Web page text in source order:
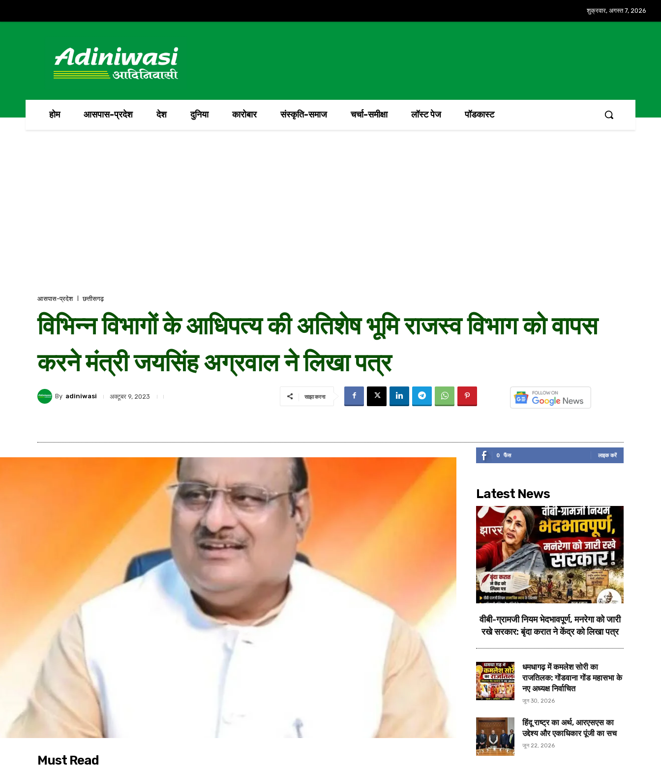
शुक्रवार, अगस्त 7, 2026
होम आसपास-प्रदेश देश दुनिया कारोबार संस्कृति-समाज चर्चा-समीक्षा लॉस्ट पेज पॉडकास्ट
आसपास-प्रदेश छत्तीसगढ़
विभिन्न विभागों के आधिपत्य की अतिशेष भूमि राजस्व विभाग को वापस
करने मंत्री जयसिंह अग्रवाल ने लिखा पत्र
By adiniwasi अक्टूबर 9, 2023 साझा करना
Must Read
0 फैंस लाइक करें
Latest News
वीबी-ग्रामजी नियम भेदभावपूर्ण, मनरेगा को जारी
रखे सरकार: बृंदा करात ने केंद्र को लिखा पत्र
धमधागढ़ में कमलेश सोरी का
राजतिलक: गोंडवाना गोंड महासभा के
नए अध्यक्ष निर्वाचित
जून 30, 2026
हिंदू राष्ट्र का अर्थ, आरएसएस का
उद्देश्य और एकाधिकार पूंजी का सच
जून 22, 2026